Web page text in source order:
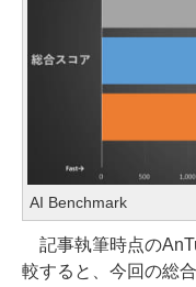
AI Benchmark
記事執筆時点の
較すると、今回の総